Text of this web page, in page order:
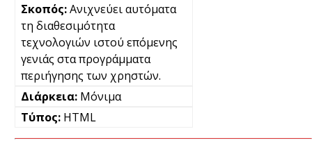
Ανιχνεύει αυτόματα
τη διαθεσιμότητα
τεχνολογιών ιστού επόμενης
γενιάς στα προγράμματα
περιήγησης των χρηστών.
Μόνιμα
HTML